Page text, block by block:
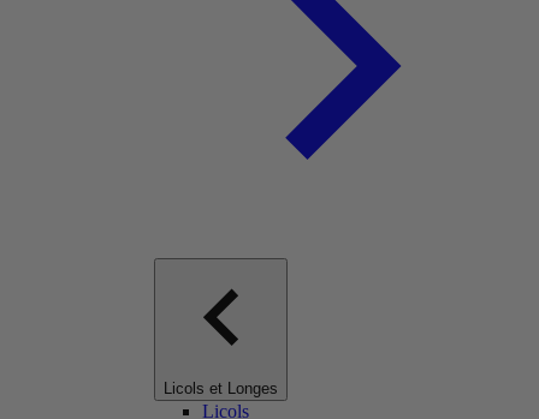
Licols et Longes
Licols